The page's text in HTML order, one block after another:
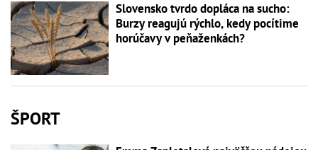
Slovensko tvrdo dopláca na sucho:
Burzy reagujú rýchlo, kedy pocítime
horúčavy v peňaženkách?
ŠPORT